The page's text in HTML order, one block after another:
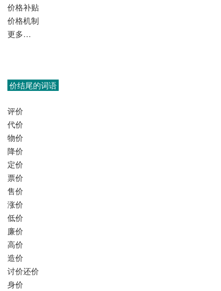
价格补贴
价格机制
更多…
价结尾的词语
评价
代价
物价
降价
定价
票价
售价
涨价
低价
廉价
高价
造价
讨价还价
身价